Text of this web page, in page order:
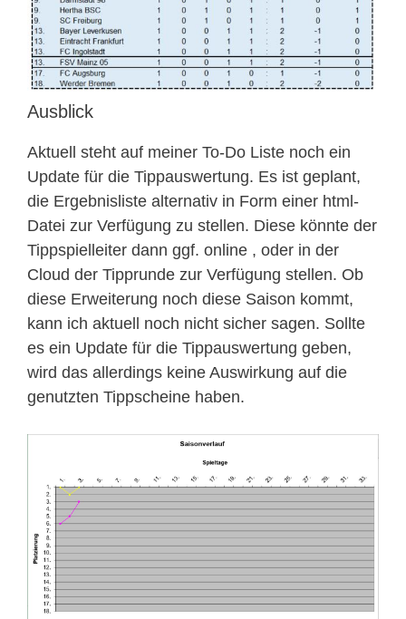
Ausblick
Aktuell steht auf meiner To-Do Liste noch ein
Update für die Tippauswertung. Es ist geplant,
die Ergebnisliste alternativ in Form einer html-
Datei zur Verfügung zu stellen. Diese könnte der
Tippspielleiter dann ggf. online , oder in der
Cloud der Tipprunde zur Verfügung stellen. Ob
diese Erweiterung noch diese Saison kommt,
kann ich aktuell noch nicht sicher sagen. Sollte
es ein Update für die Tippauswertung geben,
wird das allerdings keine Auswirkung auf die
genutzten Tippscheine haben.